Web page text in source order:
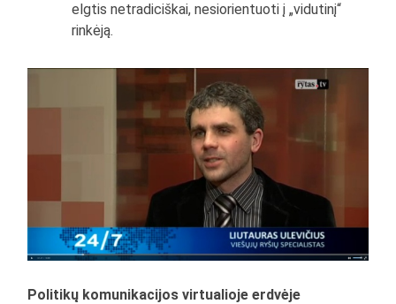
elgtis netradiciškai, nesiorientuoti į „vidutinį“
rinkėją.
Politikų komunikacijos virtualioje erdvėje